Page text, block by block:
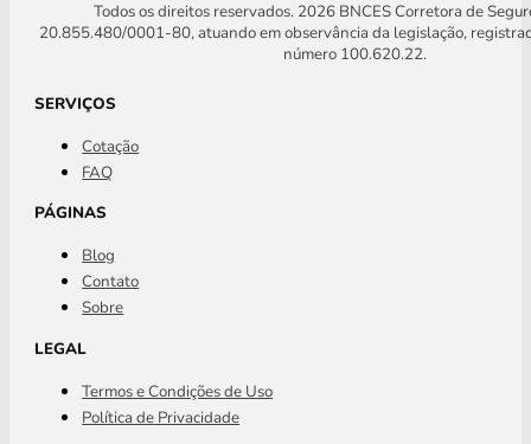
Todos os direitos reservados. 2026 BNCES Corretora de
20.855.480/0001-80, atuando em observância da legislação,
número 100.620.22.
SERVIÇOS
Cotação
FAQ
PÁGINAS
Blog
Contato
Sobre
LEGAL
Termos e Condições de Uso
Política de Privacidade